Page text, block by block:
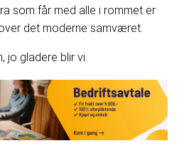
som får med alle i rommet er
det moderne samværet.
jo gladere blir vi.